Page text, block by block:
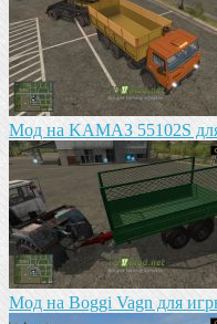
Mод на KAМАЗ 55102S
Мод на Boggi Vagn для